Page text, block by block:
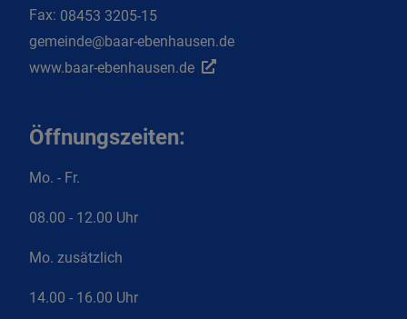
Fax: 08453 3205-15
gemeinde@baar-ebenhausen.de
www.baar-ebenhausen.de
Öffnungszeiten:
Mo. - Fr.
08.00 - 12.00 Uhr
Mo. zusätzlich
14.00 - 16.00 Uhr